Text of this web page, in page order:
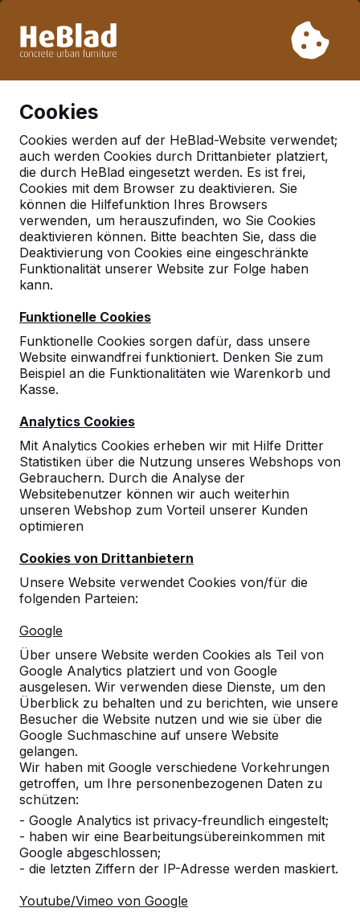
Woche 33 nicht. Bitte berücksichtigen Sie daher längere
Cookies
Cookies werden auf der HeBlad-Website verwendet;
auch werden Cookies durch Drittanbieter platziert,
die durch HeBlad eingesetzt werden. Es ist frei,
Cookies mit dem Browser zu deaktivieren. Sie
können die Hilfefunktion Ihres Browsers
verwenden, um herauszufinden, wo Sie Cookies
deaktivieren können. Bitte beachten Sie, dass die
Deaktivierung von Cookies eine eingeschränkte
Funktionalität unserer Website zur Folge haben
kann.
Funktionelle Cookies
Funktionelle Cookies sorgen dafür, dass unsere
Website einwandfrei funktioniert. Denken Sie zum
Beispiel an die Funktionalitäten wie Warenkorb und
Kasse.
Analytics Cookies
Mit Analytics Cookies erheben wir mit Hilfe Dritter
Statistiken über die Nutzung unseres Webshops von
Gebrauchern. Durch die Analyse der
Websitebenutzer können wir auch weiterhin
unseren Webshop zum Vorteil unserer Kunden
optimieren
Cookies von Drittanbietern
Unsere Website verwendet Cookies von/für die
folgenden Parteien:
Google
Über unsere Website werden Cookies als Teil von
Google Analytics platziert und von Google
ausgelesen. Wir verwenden diese Dienste, um den
Überblick zu behalten und zu berichten, wie unsere
Besucher die Website nutzen und wie sie über die
Google Suchmaschine auf unsere Website
gelangen.
Wir haben mit Google verschiedene Vorkehrungen
getroffen, um Ihre personenbezogenen Daten zu
schützen:
- Google Analytics ist privacy-freundlich eingestelt;
- haben wir eine Bearbeitungsübereinkommen mit
Google abgeschlossen;
- die letzten Ziffern der IP-Adresse werden maskiert.
Youtube/Vimeo von Google
Tischtennistische, Bänke und
Spieltische aus Beton.
robustesten Spieltische.
Unsere Tische ansehen -->
Entdecken Sie unser komplettes
Sortiment
Tischtennistische -->